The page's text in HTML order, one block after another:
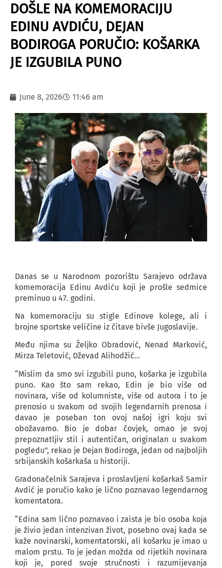
DOŠLE NA KOMEMORACIJU
EDINU AVDIĆU, DEJAN
BODIROGA PORUČIO: KOŠARKA
JE IZGUBILA PUNO
June 8, 2026 11:46 am
Danas se u Narodnom pozorištu Sarajevo održava
komemoracija Edinu Avdiću koji je prošle sedmice
preminuo u 47. godini.
Na komemoraciju su stigle Edinove kolege, ali i
brojne sportske veličine iz čitave bivše Jugoslavije.
Među njima su Željko Obradović, Nenad Marković,
Mirza Teletović, Dževad Alihodžić…
“Mislim da smo svi izgubili puno, košarka je izgubila
puno. Kao što sam rekao, Edin je bio više od
novinara, više od kolumniste, više od autora i to je
prenosio u svakom od svojih legendarnih prenosa i
davao je poseban ton ovoj našoj igri koju svi
obožavamo. Bio je dobar čovjek, omao je svoj
prepoznatljiv stil i autentičan, originalan u svakom
pogledu”, rekao je Dejan Bodiroga, jedan od najboljih
srbijanskih košarkaša u historiji.
Gradonačelnik Sarajeva i proslavljeni košarkaš Samir
Avdić je poručio kako je lično poznavao legendarnog
komentatora.
“Edina sam lično poznavao i zaista je bio osoba koja
je živio jedan intenzivan život, posebno ovaj kada se
kaže novinarski, komentatorski, ali košarku je imao u
malom prstu. To je jedan možda od rijetkih novinara
koji je, pored svoje stručnosti i razumijevanja